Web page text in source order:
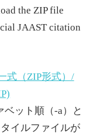
the ZIP file
JAAST citation
式（ZIP形式）/
ット順（-a）と
イルファイルが